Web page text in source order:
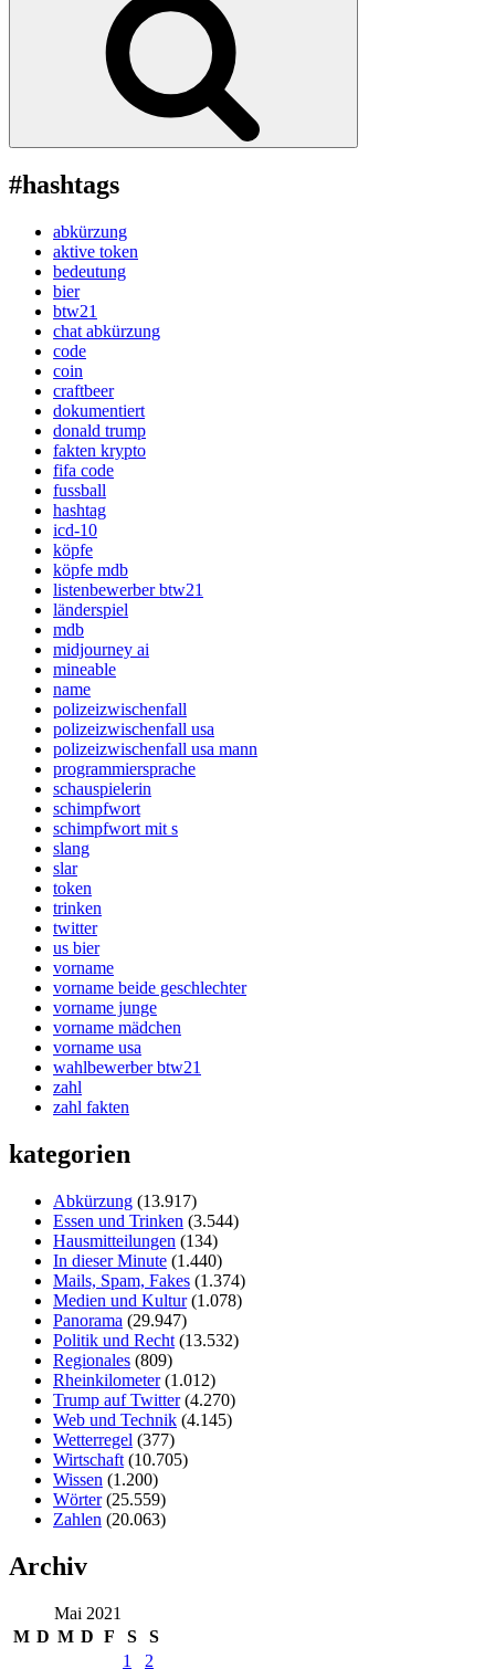
#hashtags
abkürzung
aktive token
bedeutung
bier
btw21
chat abkürzung
code
coin
craftbeer
dokumentiert
donald trump
fakten krypto
fifa code
fussball
hashtag
icd-10
köpfe
köpfe mdb
listenbewerber btw21
länderspiel
mdb
midjourney ai
mineable
name
polizeizwischenfall
polizeizwischenfall usa
polizeizwischenfall usa mann
programmiersprache
schauspielerin
schimpfwort
schimpfwort mit s
slang
slar
token
trinken
twitter
us bier
vorname
vorname beide geschlechter
vorname junge
vorname mädchen
vorname usa
wahlbewerber btw21
zahl
zahl fakten
kategorien
Abkürzung (13.917)
Essen und Trinken (3.544)
Hausmitteilungen (134)
In dieser Minute (1.440)
Mails, Spam, Fakes (1.374)
Medien und Kultur(1.078)
Panorama (29.947)
Politik und Recht (13.532)
Regionales (809)
Rheinkilometer(1.012)
Trump auf Twitter(4.270)
Web und Technik (4.145)
Wetterregel (377)
Wirtschaft (10.705)
Wissen (1.200)
Wörter(25.559)
Zahlen (20.063)
Archiv
Mai 2021
M D M D F S
S
1
2